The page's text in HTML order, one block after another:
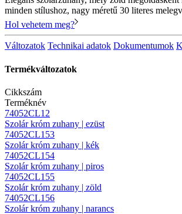
minden stílushoz, nagy méretű 30 literes
Hol vehetem meg?
Változatok Technikai adatok Dokumentumok
Termékváltozatok
Cikkszám
Terméknév
74052CL12
Szolár króm zuhany | ezüst
74052CL153
Szolár króm zuhany | kék
74052CL154
Szolár króm zuhany | piros
74052CL155
Szolár króm zuhany | zöld
74052CL156
Szolár króm zuhany | narancs